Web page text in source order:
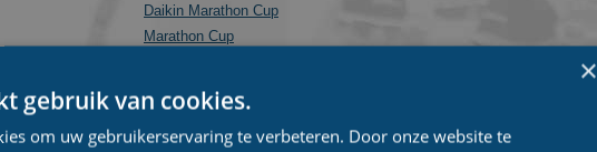
Daikin Marathon Cup
Marathon Cup
Marathon Cup
KPN Marathon Cup
KPN Marathon Cup
×
gebruik van cookies.
om uw gebruikerservaring te verbeteren. Door onze website te